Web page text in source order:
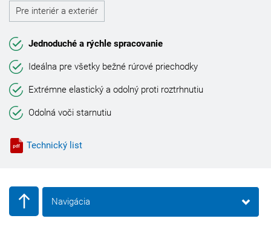
Pre interiér a exteriér
Jednoduché a rýchle spracovanie
Ideálna pre všetky bežné rúrové priechodky
Extrémne elastický a odolný proti roztrhnutiu
Odolná voči starnutiu
Technický list
Navigácia